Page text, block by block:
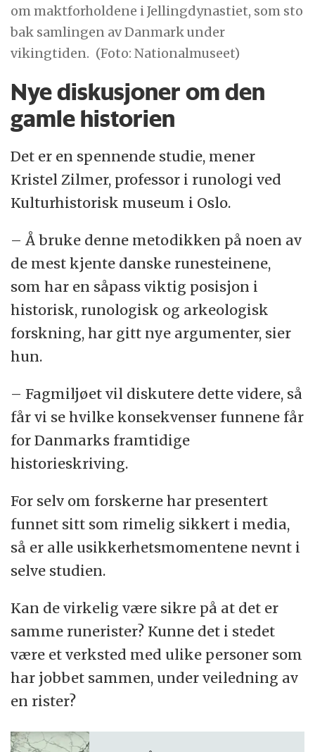
om maktforholdene i Jellingdynastiet, som sto
bak samlingen av Danmark under
vikingtiden. (Foto: Nationalmuseet)
Nye diskusjoner om den
gamle historien
Det er en spennende studie, mener
Kristel Zilmer, professor i runologi ved
Kulturhistorisk museum i Oslo.
– Å bruke denne metodikken på noen av
de mest kjente danske runesteinene,
som har en såpass viktig posisjon i
historisk, runologisk og arkeologisk
forskning, har gitt nye argumenter, sier
hun.
– Fagmiljøet vil diskutere dette videre, så
får vi se hvilke konsekvenser funnene får
for Danmarks framtidige
historieskriving.
For selv om forskerne har presentert
funnet sitt som rimelig sikkert i media,
så er alle usikkerhetsmomentene nevnt i
selve studien.
Kan de virkelig være sikre på at det er
samme runerister? Kunne det i stedet
være et verksted med ulike personer som
har jobbet sammen, under veiledning av
en rister?